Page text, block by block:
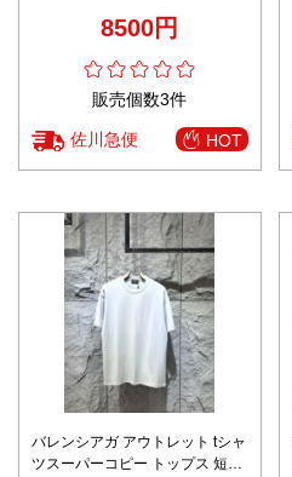
8500円
販売個数3件
佐川急便 HOT
バレンシアガ アウトレット tシャ
ツスーパーコピー トップス 短袖